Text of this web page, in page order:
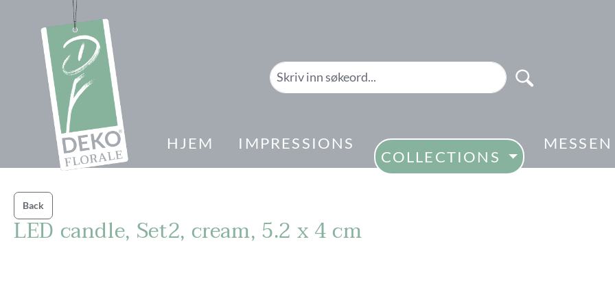
Gå til hovednavigasjon
HJEM IMPRESSIONS
COLLECTIONS
MESSEN
Back
LED candle, Set2, cream, 5.2 x 4 cm